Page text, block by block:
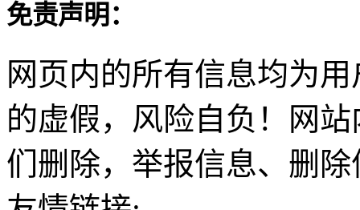
免责声明：
网页内的所有信息均为
的虚假，风险自负！网
们删除，举报信息、删